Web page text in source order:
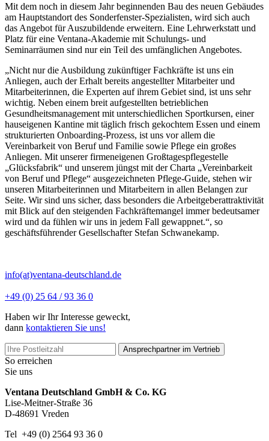
Mit dem noch in diesem Jahr beginnenden Bau des neuen Gebäudes
am Hauptstandort des Sonderfenster-Spezialisten, wird sich auch
das Angebot für Auszubildende erweitern. Eine Lehrwerkstatt und
Platz für eine Ventana-Akademie mit Schulungs- und
Seminarräumen sind nur ein Teil des umfänglichen Angebotes.
„Nicht nur die Ausbildung zukünftiger Fachkräfte ist uns ein
Anliegen, auch der Erhalt bereits angestellter Mitarbeiter und
Mitarbeiterinnen, die Experten auf ihrem Gebiet sind, ist uns sehr
wichtig. Neben einem breit aufgestellten betrieblichen
Gesundheitsmanagement mit unterschiedlichen Sportkursen, einer
hauseigenen Kantine mit täglich frisch gekochtem Essen und einem
strukturierten Onboarding-Prozess, ist uns vor allem die
Vereinbarkeit von Beruf und Familie sowie Pflege ein großes
Anliegen. Mit unserer firmeneigenen Großtagespflegestelle
„Glücksfabrik“ und unserem jüngst mit der Charta „Vereinbarkeit
von Beruf und Pflege“ ausgezeichneten Pflege-Guide, stehen wir
unseren Mitarbeiterinnen und Mitarbeitern in allen Belangen zur
Seite. Wir sind uns sicher, dass besonders die Arbeitgeberattraktivität
mit Blick auf den steigenden Fachkräftemangel immer bedeutsamer
wird und da fühlen wir uns in jedem Fall gewappnet.“, so
geschäftsführender Gesellschafter Stefan Schwanekamp.
info(at)ventana-deutschland.de
+49 (0) 25 64 / 93 36 0
Haben wir Ihr Interesse geweckt,
dann kontaktieren Sie uns!
Ansprechpartner im Vertrieb
So erreichen
Sie uns
Ventana Deutschland GmbH & Co. KG
Lise-Meitner-Straße 36
D-48691 Vreden
Tel +49 (0) 2564 93 36 0